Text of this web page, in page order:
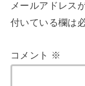
メールアドレス
付いている欄は
コメント ※